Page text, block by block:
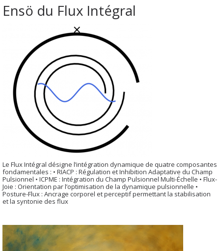
Ensö du Flux Intégral
Le Flux Intégral désigne l’intégration dynamique de quatre composantes
fondamentales : • RIACP : Régulation et Inhibition Adaptative du Champ
Pulsionnel • ICPME : Intégration du Champ Pulsionnel Multi-Échelle • Flux-
Joie : Orientation par l’optimisation de la dynamique pulsionnelle •
Posture-Flux : Ancrage corporel et perceptif permettant la stabilisation
et la syntonie des flux